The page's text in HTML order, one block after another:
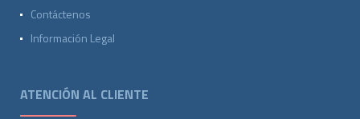
Contáctenos
Información Legal
ATENCIÓN AL CLIENTE